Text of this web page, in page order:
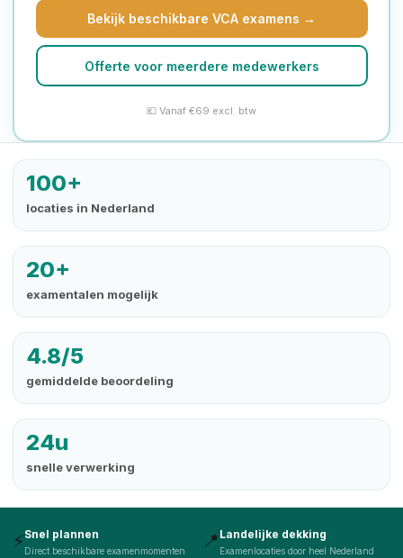
Bekijk beschikbare VCA examens →
Offerte voor meerdere medewerkers
💶 Vanaf €69 excl. btw
100+
locaties in Nederland
20+
examentalen mogelijk
4.8/5
gemiddelde beoordeling
24u
snelle verwerking
⚡ Snel plannen
Direct beschikbare examenmomenten 📍 Landelijke dekking
Examenlocaties door heel Nederland